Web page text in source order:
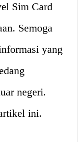
Sim Card
Semoga
yang
negeri.
ini.